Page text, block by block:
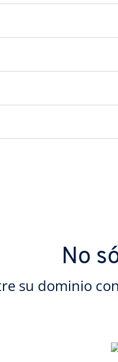
No
su dominio